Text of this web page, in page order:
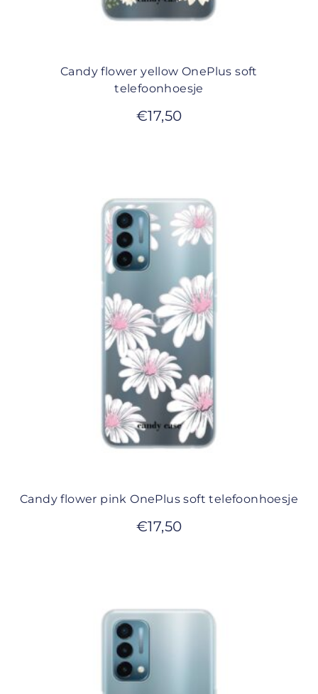
Candy flower yellow OnePlus soft
telefoonhoesje
€17,50
Candy flower pink OnePlus soft telefoonhoesje
€17,50